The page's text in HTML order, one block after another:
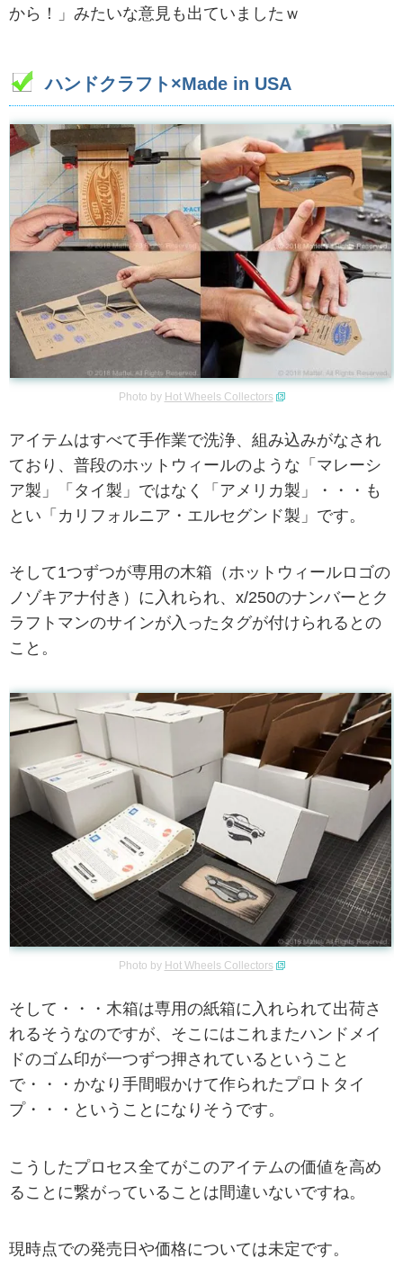
から！」みたいな意見も出ていましたｗ
ハンドクラフト×Made in USA
Photo by Hot Wheels Collectors
アイテムはすべて手作業で洗浄、組み込みがなされ
ており、普段のホットウィールのような「マレーシ
ア製」「タイ製」ではなく「アメリカ製」・・・も
とい「カリフォルニア・エルセグンド製」です。
そして1つずつが専用の木箱（ホットウィールロゴの
ノゾキアナ付き）に入れられ、x/250のナンバーとク
ラフトマンのサインが入ったタグが付けられるとの
こと。
Photo by Hot Wheels Collectors
そして・・・木箱は専用の紙箱に入れられて出荷さ
れるそうなのですが、そこにはこれまたハンドメイ
ドのゴム印が一つずつ押されているということ
で・・・かなり手間暇かけて作られたプロトタイ
プ・・・ということになりそうです。
こうしたプロセス全てがこのアイテムの価値を高め
ることに繋がっていることは間違いないですね。
現時点での発売日や価格については未定です。